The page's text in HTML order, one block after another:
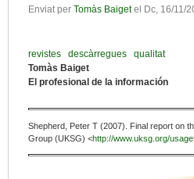
Enviat per Tomàs Baigetel Dc, 16/11/
revistes descàrregues
qualitat
Tomàs Baiget
El profesional de la información
Shepherd, Peter T (2007). Final report on
Group (UKSG) <http://www.uksg.org/